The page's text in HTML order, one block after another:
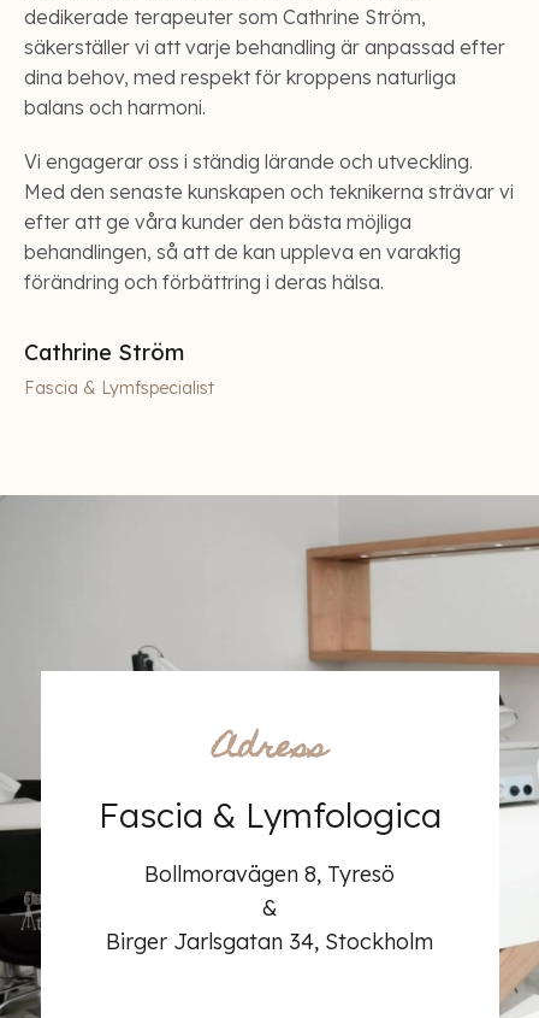
dedikerade terapeuter som Cathrine Ström,
säkerställer vi att varje behandling är anpassad efter
dina behov, med respekt för kroppens naturliga
balans och harmoni.
Vi engagerar oss i ständig lärande och utveckling.
Med den senaste kunskapen och teknikerna strävar vi
efter att ge våra kunder den bästa möjliga
behandlingen, så att de kan uppleva en varaktig
förändring och förbättring i deras hälsa.
Cathrine Ström
Fascia & Lymfspecialist
Adress
Fascia & Lymfologica
Bollmoravägen 8, Tyresö
&
Birger Jarlsgatan 34, Stockholm